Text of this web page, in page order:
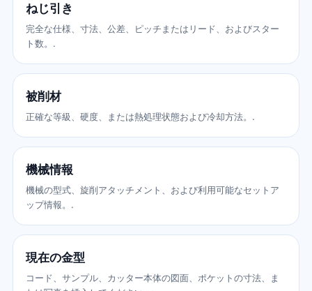
ねじ引き
完全な仕様、寸法、公差、ピッチまたはリード、およびスター
ト数。.
被削材
正確な等級、硬度、または熱処理状態および冷却方法。.
機械情報
機械の型式、旋削アタッチメント、および利用可能なセットア
ップ情報。.
現在の金型
コード、サンプル、カッター本体の図面、ポケットの寸法、ま